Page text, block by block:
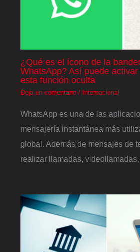
¿Qué es el ícono de la
WhatsApp? Así puede
esta función oculta
Deja un comentario / Internacional
WhatsApp es una de las
mensajería instantánea más
global. Además de mensajes de
realizar llamadas,